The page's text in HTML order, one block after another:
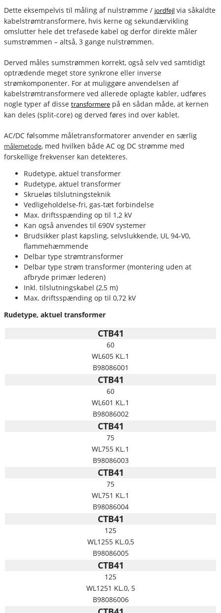
Dette eksempelvis til måling af nulstrømme / jordfejl via såkaldte
kabelstrømtransformere, hvis kerne og sekundærvikling
omslutter hele det trefasede kabel og derfor direkte måler
sumstrømmen – altså, 3 gange nulstrømmen.
Derved måles sumstrømmen korrekt, også selv ved samtidigt
optrædende meget store synkrone eller inverse
strømkomponenter. For at muliggøre anvendelsen af
kabelstrømtransformere ved allerede oplagte kabler, udføres
nogle typer af disse transformere på en sådan måde, at kernen
kan deles (split-core) og derved føres ind over kablet.
AC/DC følsomme måletransformatorer anvender en særlig
målemetode, med hvilken både AC og DC strømme med
forskellige frekvenser kan detekteres.
Rudetype, aktuel transformer
Rudetype, aktuel transformer
Skrueløs tilslutningsteknik
Vedligeholdelse-fri, gas-tæt forbindelse
Max. driftsspænding op til 1,2 kV
Kan også anvendes til 690V systemer
Brudsikker plast kapsling, selvslukkende, UL 94-V0,
flammehæmmende
Delbar type strømtransformer
Delbar type strøm transformer (montering uden at
afbryde primær lederen)
Inkl. tilslutningskabel (2,5 m)
Max. driftsspænding op til 0,72 kV
Rudetype, aktuel transformer
CTB41
60
WL605 KL.1
B98086001
CTB41
60
WL601 KL.1
B98086002
CTB41
75
WL755 KL.1
B98086003
CTB41
75
WL751 KL.1
B98086004
CTB41
125
WL1255 KL.0,5
B98086005
CTB41
125
WL1251 KL.0, 5
B98086006